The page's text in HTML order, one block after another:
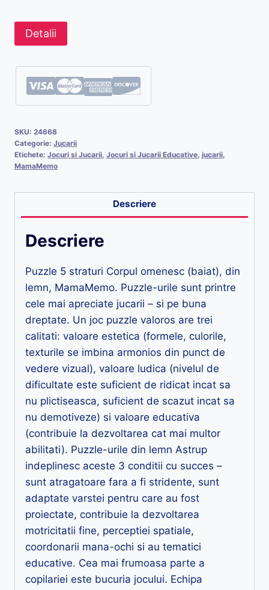
Detalii
SKU: 24668
Categorie: Jucarii
Etichete: Jocuri si Jucarii Jocuri si Jucarii Educative jucarii
MamaMemo
Descriere
Descriere
Puzzle 5 straturi Corpul omenesc (baiat), din
lemn, MamaMemo. Puzzle-urile sunt printre
cele mai apreciate jucarii – si pe buna
dreptate. Un joc puzzle valoros are trei
calitati: valoare estetica (formele, culorile,
texturile se imbina armonios din punct de
vedere vizual), valoare ludica (nivelul de
dificultate este suficient de ridicat incat sa
nu plictiseasca, suficient de scazut incat sa
nu demotiveze) si valoare educativa
(contribuie la dezvoltarea cat mai multor
abilitati). Puzzle-urile din lemn Astrup
indeplinesc aceste 3 conditii cu succes –
sunt atragatoare fara a fi stridente, sunt
adaptate varstei pentru care au fost
proiectate, contribuie la dezvoltarea
motricitatii fine, perceptiei spatiale,
coordonarii mana-ochi si au tematici
educative. Cea mai frumoasa parte a
copilariei este bucuria jocului. Echipa